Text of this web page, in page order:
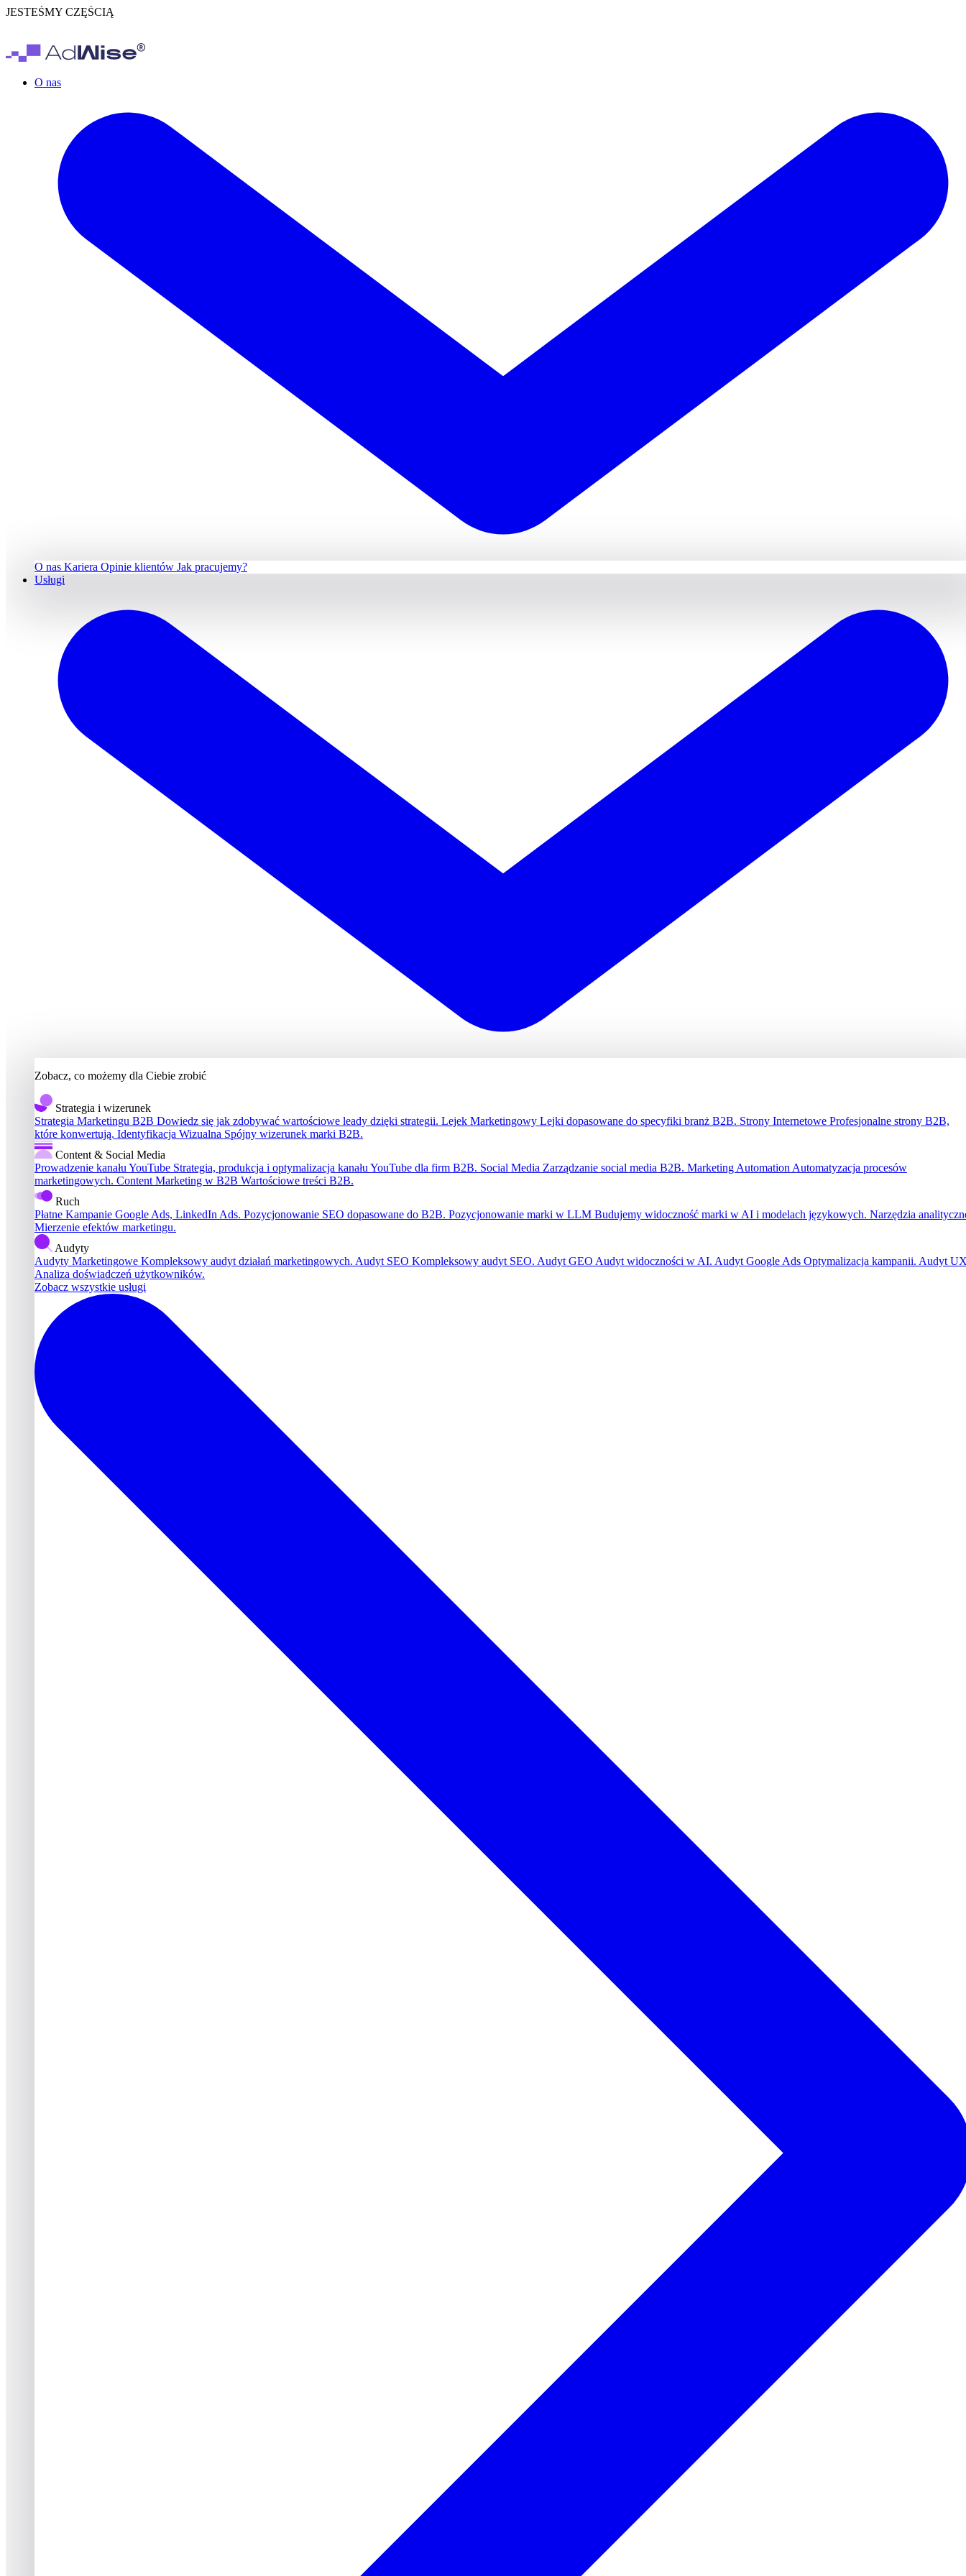
JESTEŚMY CZĘŚCIĄ
O nas
O nas Kariera Opinie klientów Jak pracujemy?
Usługi
Zobacz, co możemy dla Ciebie zrobić
Strategia i wizerunek
Strategia Marketingu B2B Dowiedz się jak zdobywać wartościowe leady dzięki strategii. Lejek Marketingowy Lejki dopasowane do specyfiki branż B2B. Strony Internetowe Profesjonalne strony B2B,
które konwertują. Identyfikacja Wizualna Spójny wizerunek marki B2B.
Content & Social Media
Prowadzenie kanału YouTube Strategia, produkcja i optymalizacja kanału YouTube dla firm B2B. Social Media Zarządzanie social media B2B. Marketing Automation Automatyzacja procesów
marketingowych. Content Marketing w B2B Wartościowe treści B2B.
Ruch
Płatne Kampanie Google Ads, LinkedIn Ads. Pozycjonowanie SEO dopasowane do B2B. Pozycjonowanie marki w LLM Budujemy widoczność marki w AI i modelach językowych. Narzędzia
Mierzenie efektów marketingu.
Audyty
Audyty Marketingowe Kompleksowy audyt działań marketingowych. Audyt SEO Kompleksowy audyt SEO. Audyt GEO Audyt widoczności w AI. Audyt Google Ads Optymalizacja kampanii. Audyt
Analiza doświadczeń użytkowników.
Zobacz wszystkie usługi